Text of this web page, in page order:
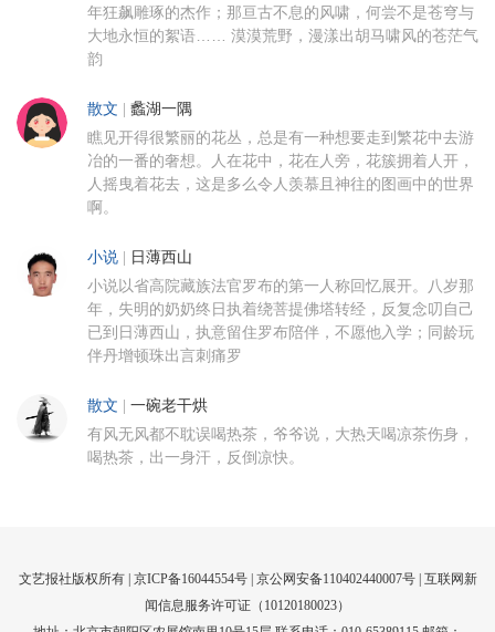
年狂飙雕琢的杰作；那亘古不息的风啸，何尝不是苍穹与
大地永恒的絮语…… 漠漠荒野，漫漾出胡马啸风的苍茫气
韵
散文 蠡湖一隅
瞧见开得很繁丽的花丛，总是有一种想要走到繁花中去游
冶的一番的奢想。人在花中，花在人旁，花簇拥着人开，
人摇曳着花去，这是多么令人羡慕且神往的图画中的世界
啊。
小说 日薄西山
小说以省高院藏族法官罗布的第一人称回忆展开。八岁那
年，失明的奶奶终日执着绕菩提佛塔转经，反复念叨自己
已到日薄西山，执意留住罗布陪伴，不愿他入学；同龄玩
伴丹增顿珠出言刺痛罗
散文 一碗老干烘
有风无风都不耽误喝热茶，爷爷说，大热天喝凉茶伤身，
喝热茶，出一身汗，反倒凉快。
文艺报社版权所有 | 京ICP备16044554号| 京公网安备110402440007号 | 互联网新
闻信息服务许可证（10120180023）